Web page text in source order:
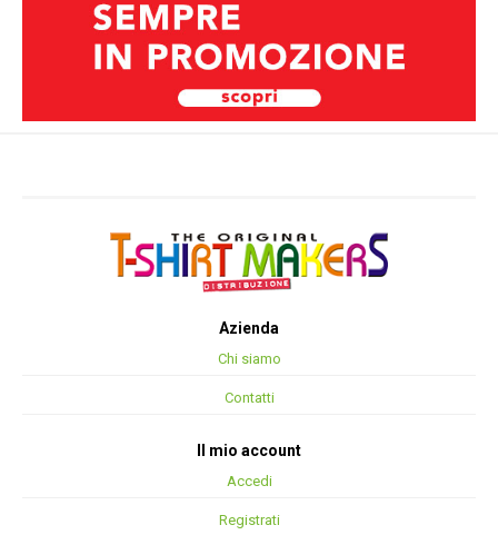
Azienda
Chi siamo
Contatti
Il mio account
Accedi
Registrati